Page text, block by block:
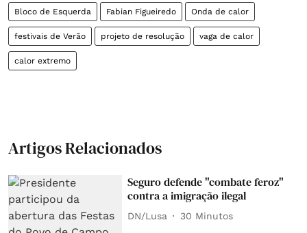
Bloco de Esquerda Fabian Figueiredo Onda de calor
festivais de Verão projeto de resolução vaga de calor
calor extremo
Artigos Relacionados
Seguro defende "combate feroz"
contra a imigração ilegal
DN/Lusa 30 Minutos